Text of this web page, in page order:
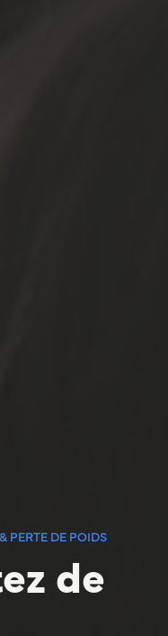
PERTE DE POIDS
de